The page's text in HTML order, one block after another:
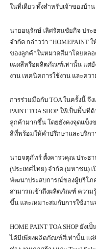
ในที่เดียว ทั้งสำหรับเจ้าของบ้า
นายอนุรักษ์ เลิศรัตนชัยกิจ ประ
จำกัด กล่าวว่า
ของลูกค้าในหมวดสีมาโดยตลอ
เฉดสีหรือผลิตภัณฑ์เท่านั้น แต่ยั
งาน เทคนิคการใช้งาน และคว
การร่วมมือกับ TOA ในครั้งนี้ จึ
PAINT TOA SHOP ให้เป็นพื้น
ลูกค้ามากขึ้น โดยยังคงจุดแข็ง
สีที่พร้อมให้คำปรึกษาและบริกา
นายจตุภัทร์ ตั้งคารวคุณ ประธา
(ประเทศไทย) จำกัด (มหาชน)
พัฒนาประสบการณ์ของผู้บริโภ
สามารถเข้าถึงผลิตภัณฑ์ ความ
ขึ้น และเหมาะสมกับการใช้งา
HOME PAINT TOA SHOP ยัง
ได้มีเพียงผลิตภัณฑ์สีเท่านั้น แ